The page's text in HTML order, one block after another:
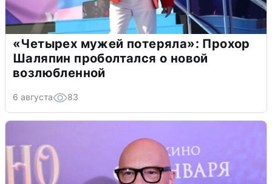
«Четырех мужей потеряла»: Прохор
Шаляпин проболтался о новой
возлюбленной
6 августа 83